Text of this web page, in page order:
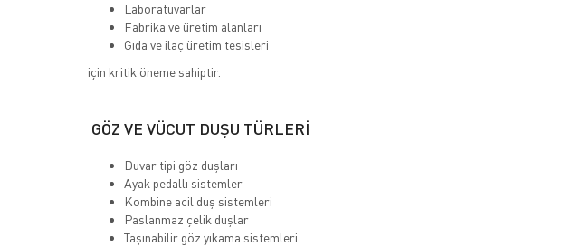
Laboratuvarlar
Fabrika ve üretim alanları
Gıda ve ilaç üretim tesisleri
için kritik öneme sahiptir.
GÖZ VE VÜCUT DUŞU TÜRLERİ
Duvar tipi göz duşları
Ayak pedallı sistemler
Kombine acil duş sistemleri
Paslanmaz çelik duşlar
Taşınabilir göz yıkama sistemleri